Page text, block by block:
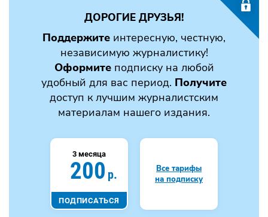
ДОРОГИЕ ДРУЗЬЯ!
Поддержите интересную, честную,
независимую журналистику!
Оформитеподписку на любой
удобный для вас период. Получите
доступ к лучшим журналистским
материалам нашего издания.
3 месяца
200 р.
ПОДПИСАТЬСЯ
Все тарифы
на подписку